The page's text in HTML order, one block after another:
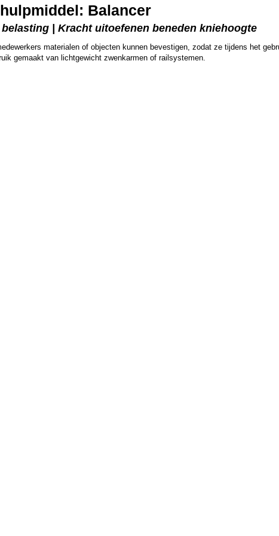
Balancer
| Kracht uitoefenen beneden kniehoogte
materialen of objecten kunnen bevestigen, zodat ze tijdens het
gemaakt van lichtgewicht zwenkarmen of railsystemen.